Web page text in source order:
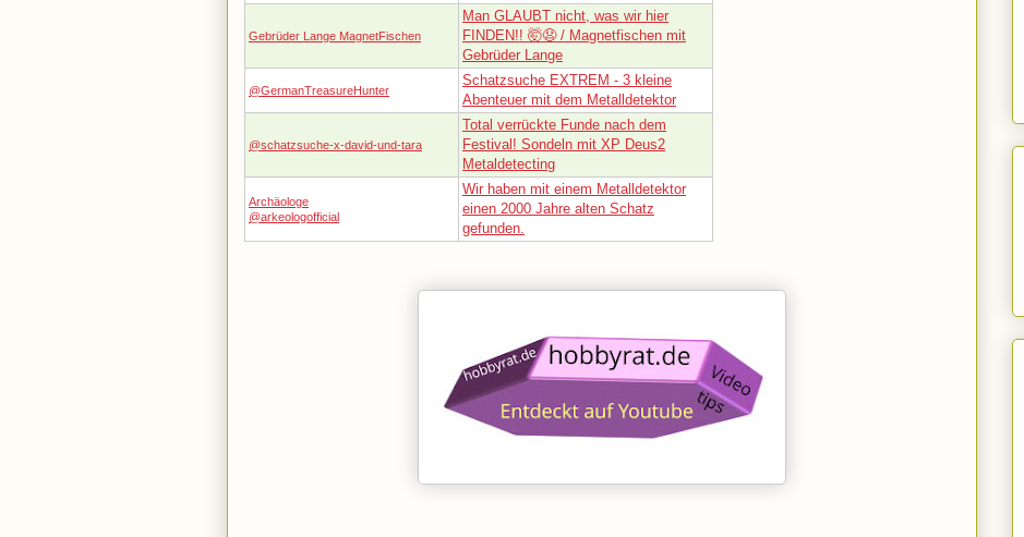
Gebrüder Lange MagnetFischen
Man GLAUBT nicht, was wir hier
FINDEN!! 🤯😧 / Magnetfischen mit
Gebrüder Lange
@GermanTreasureHunter
Schatzsuche EXTREM - 3 kleine
Abenteuer mit dem Metalldetektor
@schatzsuche-x-david-und-tara
Total verrückte Funde nach dem
Festival! Sondeln mit XP Deus2
Metaldetecting
Archäologe
@arkeologofficial
Wir haben mit einem Metalldetektor
einen 2000 Jahre alten Schatz
gefunden.